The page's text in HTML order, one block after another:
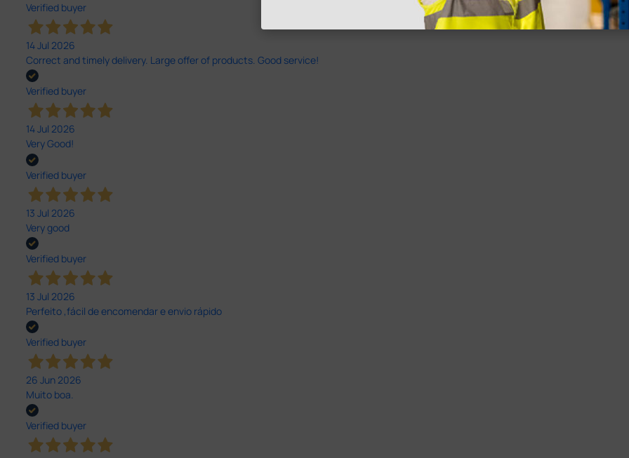
Verified buyer
14 Jul 2026
Correct and timely delivery. Large offer of products. Good service!
Verified buyer
14 Jul 2026
Very Good!
Verified buyer
13 Jul 2026
Very good
Verified buyer
13 Jul 2026
Perfeito ,fácil de encomendar e envio rápido
Verified buyer
26 Jun 2026
Muito boa.
Verified buyer